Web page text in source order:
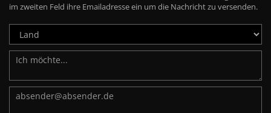
im zweiten Feld ihre Emailadresse ein um die Nachricht zu versenden.